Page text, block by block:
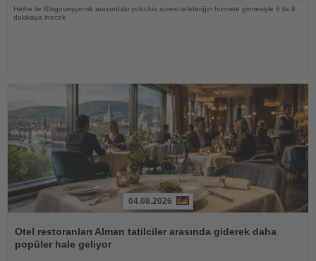
Heihe ile Blagoveşçensk arasındaki yolculuk süresi teleferiğin hizmete girmesiyle 6 ila 8
dakikaya inecek
Oku
04.08.2026
Otel restoranları Alman tatilciler arasında giderek daha
popüler hale geliyor